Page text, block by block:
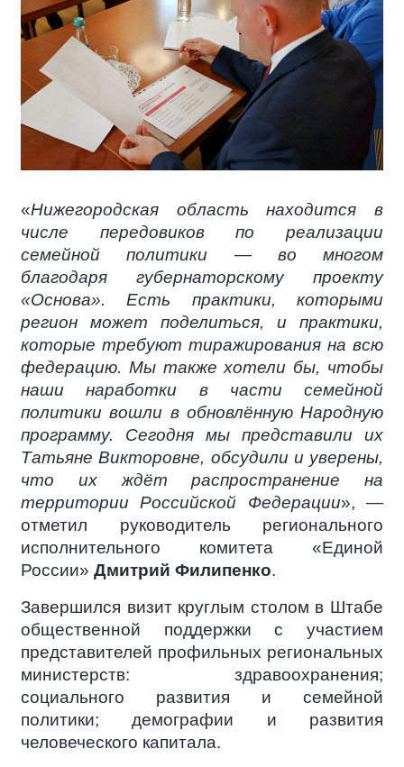
«Нижегородская область находится в
числе передовиков по реализации
семейной политики — во многом
благодаря губернаторскому проекту
«Основа». Есть практики, которыми
регион может поделиться, и практики,
которые требуют тиражирования на всю
федерацию. Мы также хотели бы, чтобы
наши наработки в части семейной
политики вошли в обновлённую Народную
программу. Сегодня мы представили их
Татьяне Викторовне, обсудили и уверены,
что их ждёт распространение на
территории Российской Федерации», —
отметил руководитель регионального
исполнительного комитета «Единой
России» Дмитрий Филипенко.
Завершился визит круглым столом в Штабе
общественной поддержки с участием
представителей профильных региональных
министерств: здравоохранения;
социального развития и семейной
политики; демографии и развития
человеческого капитала.